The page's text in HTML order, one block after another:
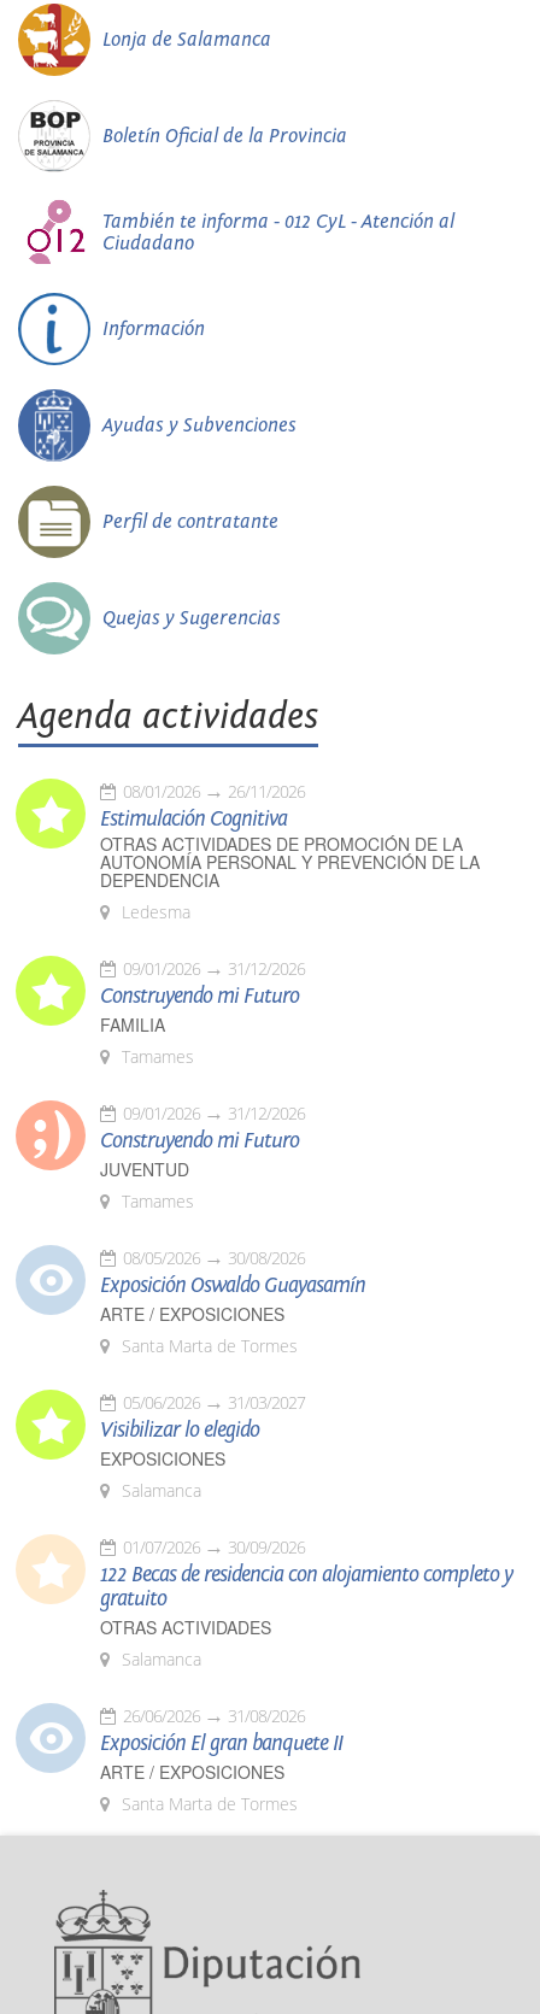
Lonja de Salamanca
Boletín Oficial de la Provincia
También te informa - 012 CyL - Atención al
Ciudadano
Información
Ayudas y Subvenciones
Perfil de contratante
Quejas y Sugerencias
Agenda actividades
08/01/2026 26/11/2026
Estimulación Cognitiva
OTRAS ACTIVIDADES DE PROMOCIÓN DE LA
AUTONOMÍA PERSONAL Y PREVENCIÓN DE LA
DEPENDENCIA
Ledesma
09/01/2026 31/12/2026
Construyendo mi Futuro
FAMILIA
Tamames
09/01/2026 31/12/2026
Construyendo mi Futuro
JUVENTUD
Tamames
08/05/2026 30/08/2026
Exposición Oswaldo Guayasamín
ARTE / EXPOSICIONES
Santa Marta de Tormes
05/06/2026 31/03/2027
Visibilizar lo elegido
EXPOSICIONES
Salamanca
01/07/2026 30/09/2026
122 Becas de residencia con alojamiento completo y
gratuito
OTRAS ACTIVIDADES
Salamanca
26/06/2026 31/08/2026
Exposición El gran banquete II
ARTE / EXPOSICIONES
Santa Marta de Tormes